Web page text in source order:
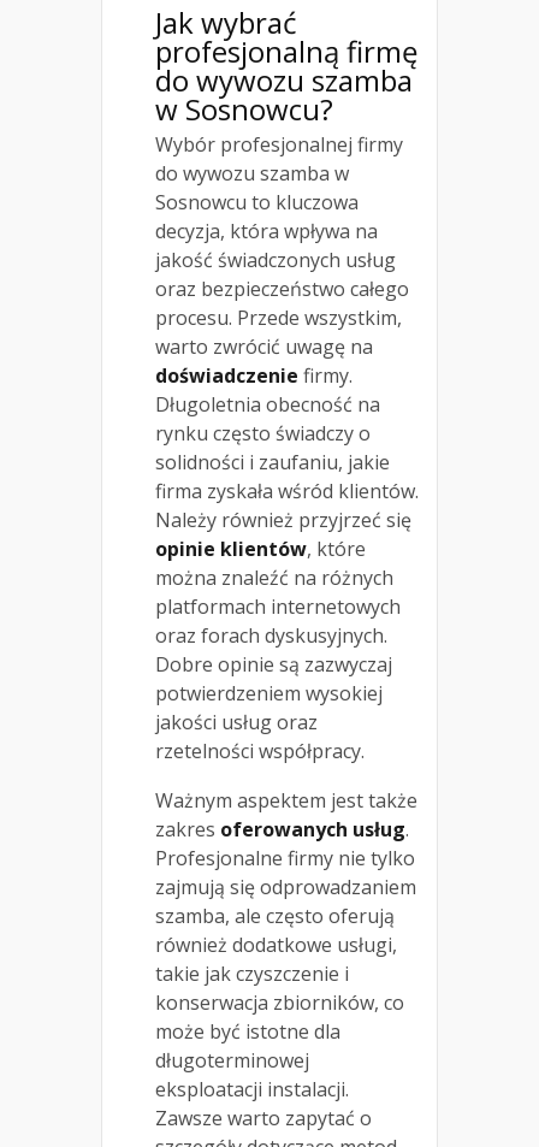
Jak wybrać
profesjonalną firmę
do wywozu szamba
w Sosnowcu?
Wybór profesjonalnej firmy
do wywozu szamba w
Sosnowcu to kluczowa
decyzja, która wpływa na
jakość świadczonych usług
oraz bezpieczeństwo całego
procesu. Przede wszystkim,
warto zwrócić uwagę na
doświadczenie firmy.
Długoletnia obecność na
rynku często świadczy o
solidności i zaufaniu, jakie
firma zyskała wśród klientów.
Należy również przyjrzeć się
opinie klientów, które
można znaleźć na różnych
platformach internetowych
oraz forach dyskusyjnych.
Dobre opinie są zazwyczaj
potwierdzeniem wysokiej
jakości usług oraz
rzetelności współpracy.
Ważnym aspektem jest także
zakres oferowanych usług.
Profesjonalne firmy nie tylko
zajmują się odprowadzaniem
szamba, ale często oferują
również dodatkowe usługi,
takie jak czyszczenie i
konserwacja zbiorników, co
może być istotne dla
długoterminowej
eksploatacji instalacji.
Zawsze warto zapytać o